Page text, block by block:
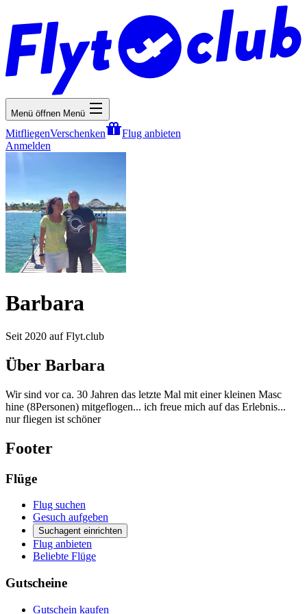
Menü öffnen Menü
MitfliegenVerschenken
Flug anbieten
Anmelden
Barbara
Seit 2020 auf Flyt.club
Über Barbara
Wir sind vor ca. 30 Jahren das letzte Mal mit einer kleinen Masc
hine (8Personen) mitgeflogen... ich freue mich auf das Erlebnis...
nur fliegen ist schöner
Footer
Flüge
Flug suchen
Gesuch aufgeben
Suchagent einrichten
Flug anbieten
Beliebte Flüge
Gutscheine
Gutschein kaufen